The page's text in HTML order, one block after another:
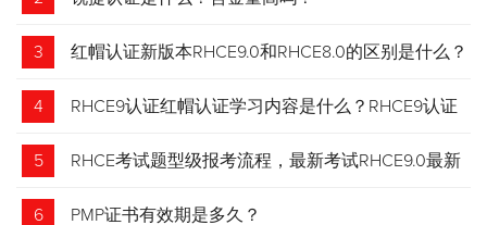
3 红帽认证新版本RHCE9.0和RHCE8.0的区别是什么？
4 RHCE9认证红帽认证学习内容是什么？RHCE9认证
介绍
5 RHCE考试题型级报考流程，最新考试RHCE9.0最新
考试 变化请悉知
6 PMP证书有效期是多久？